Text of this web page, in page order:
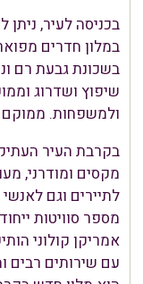
בכניסה לעיר,
במלון חדרים
בשכונת גבעת רם
שיפוץ ושדרוג
ולמשפחות. ממוקם
מקסים ומודרני,
לתיירים וגם
מספר סוויטות
עם שירותים רבים